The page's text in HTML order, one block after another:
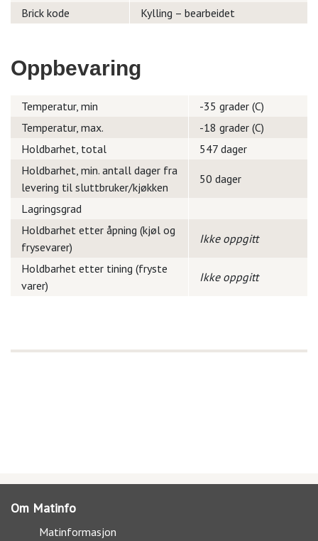
Brick kode
Kylling – bearbeidet
Oppbevaring
Temperatur, min
-35 grader (C)
Temperatur, max.
-18 grader (C)
Holdbarhet, total
547 dager
Holdbarhet, min. antall dager fra
levering til sluttbruker/kjøkken
50 dager
Lagringsgrad
Holdbarhet etter åpning (kjøl og
frysevarer)
Ikke oppgitt
Holdbarhet etter tining (fryste
varer)
Ikke oppgitt
Om Matinfo
Matinformasjon